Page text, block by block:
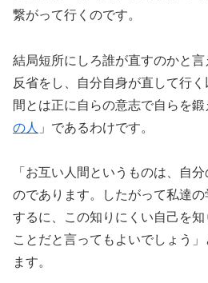
繋がって行くのです。
結局短所にしろ誰が直すのかと
反省をし、自分自身が直して行
間とは正に自らの意志で自らを鍛
の人 」であるわけです。
「お互い人間というものは、自
のであります。したがって私達
するに、この知りにくい自己を
ことだと言ってもよいでしょう
ます。